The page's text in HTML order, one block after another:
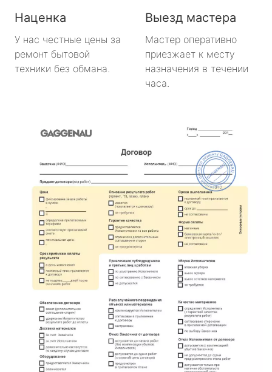
Наценка
У нас честные цены за
ремонт бытовой
техники без обмана.
Выезд мастера
Мастер оперативно
приезжает к месту
назначения в течении
часа.